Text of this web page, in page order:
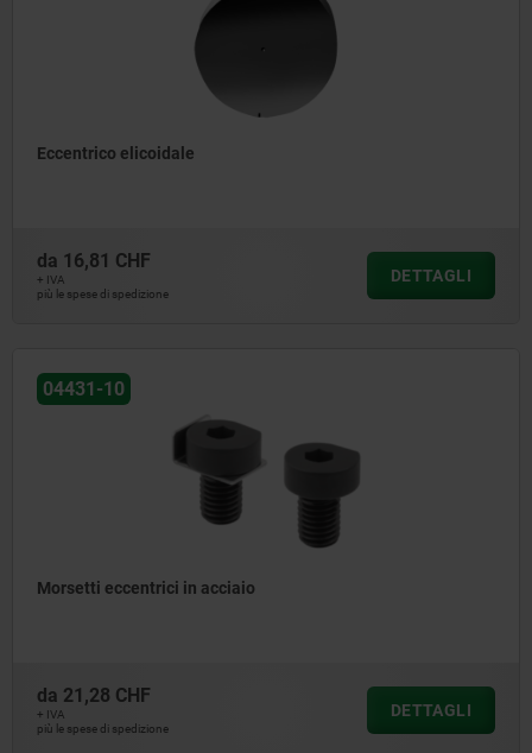
Eccentrico elicoidale
da 16,81 CHF
+ IVA
più le spese di spedizione
DETTAGLI
04431-10
Morsetti eccentrici in acciaio
da 21,28 CHF
+ IVA
più le spese di spedizione
DETTAGLI